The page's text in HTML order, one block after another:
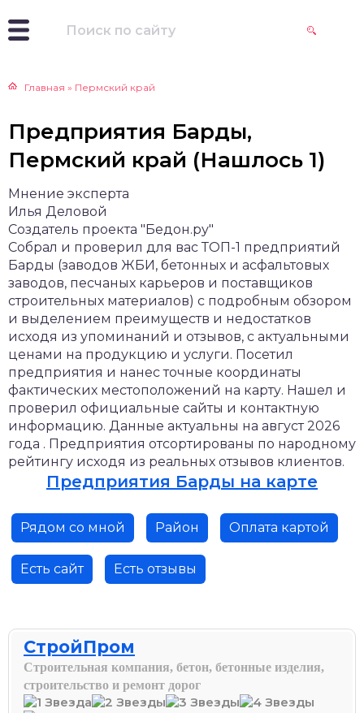
Главная » Пермский край
Предприятия Барды,
Пермский край (Нашлось 1)
Мнение эксперта
Илья Деловой
Создатель проекта "Бедон.ру"
Собрал и проверил для вас ТОП-1 предприятий
Барды (заводов ЖБИ, бетонных и асфальтовых
заводов, песчаных карьеров и поставщиков
строительных материалов) с подробным обзором
и выделением преимуществ и недостатков
исходя из упоминаний и отзывов, с актуальными
ценами на продукцию и услуги. Посетил
предприятия и нанес точные координаты
фактических местоположений на карту. Нашел и
проверил официальные сайты и контактную
информацию. Данные актуальны на август 2026
года . Предприятия отсортированы по народному
рейтингу исходя из реальных отзывов клиентов.
Предприятия Барды на карте
Рядом со мной Район Оплата картой
Есть сайт Есть отзывы
СтройПром
Строительная компания, бетон, бетонные изделия,
строительство и ремонт дорог